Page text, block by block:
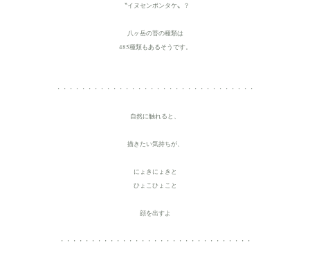
〝イヌセンボンタケ〟？
八ヶ岳の苔の種類は
485種類もあるそうです。
・・・・・・・・・・・・・・・・・・・・・・・・・・・・・・・・
自然に触れると、
描きたい気持ちが、
にょきにょきと
ひょこひょこと
顔を出すよ
・・・・・・・・・・・・・・・・・・・・・・・・・・・・・・・